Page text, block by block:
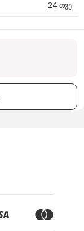
24 თვე